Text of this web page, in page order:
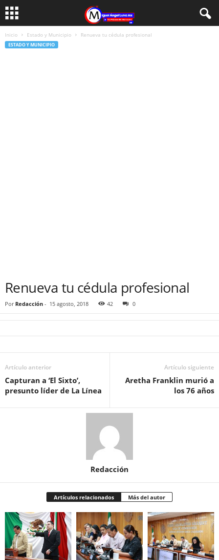
Inicio Estado y Municipio Renueva tu cédula profesional
ESTADO Y MUNICIPIO
Renueva tu cédula profesional
Por Redacción - 15 agosto, 2018 42 0
Artículo anterior
Capturan a ‘El Sixto’,
presunto líder de La Línea
Artículo siguiente
Aretha Franklin murió a
los 76 años
Redacción
Artículos relacionados Más del autor